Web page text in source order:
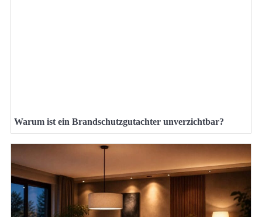
Warum ist ein Brandschutzgutachter unverzichtbar?